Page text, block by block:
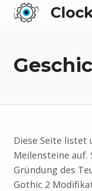
Diese Seite listet
Meilensteine
Gründung des
Gothic 2